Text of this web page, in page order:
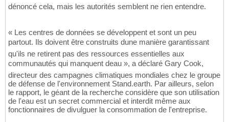
dénoncé cela, mais les autorités semblent ne rien entendre.
« Les centres de données se développent et sont un peu
partout. Ils doivent être construits dune manière garantissant
qu'ils ne retirent pas des ressources essentielles aux
communautés qui manquent deau », a déclaré Gary Cook,
directeur des campagnes climatiques mondiales chez le groupe
de défense de l'environnement Stand.earth. Par ailleurs, selon
le rapport, le géant de la recherche considère que son utilisation
de l'eau est un secret commercial et interdit même aux
fonctionnaires de divulguer la consommation de l'entreprise.